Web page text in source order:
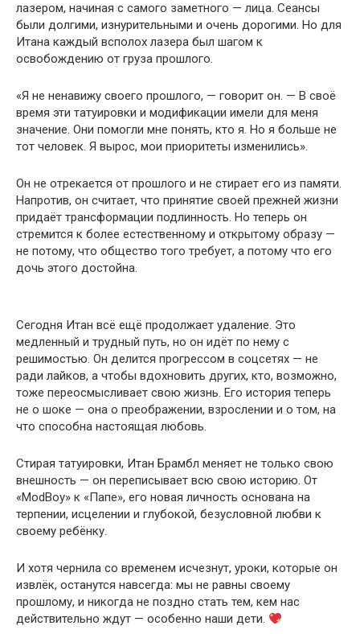
лазером, начиная с самого заметного — лица. Сеансы
были долгими, изнурительными и очень дорогими. Но для
Итана каждый всполох лазера был шагом к
освобождению от груза прошлого.
«Я не ненавижу своего прошлого, — говорит он. — В своё
время эти татуировки и модификации имели для меня
значение. Они помогли мне понять, кто я. Но я больше не
тот человек. Я вырос, мои приоритеты изменились».
Он не отрекается от прошлого и не стирает его из памяти.
Напротив, он считает, что принятие своей прежней жизни
придаёт трансформации подлинность. Но теперь он
стремится к более естественному и открытому образу —
не потому, что общество того требует, а потому что его
дочь этого достойна.
Сегодня Итан всё ещё продолжает удаление. Это
медленный и трудный путь, но он идёт по нему с
решимостью. Он делится прогрессом в соцсетях — не
ради лайков, а чтобы вдохновить других, кто, возможно,
тоже переосмысливает свою жизнь. Его история теперь
не о шоке — она о преображении, взрослении и о том, на
что способна настоящая любовь.
Стирая татуировки, Итан Брамбл меняет не только свою
внешность — он переписывает всю свою историю. От
«ModBoy» к «Папе», его новая личность основана на
терпении, исцелении и глубокой, безусловной любви к
своему ребёнку.
И хотя чернила со временем исчезнут, уроки, которые он
извлёк, останутся навсегда: мы не равны своему
прошлому, и никогда не поздно стать тем, кем нас
действительно ждут — особенно наши дети.